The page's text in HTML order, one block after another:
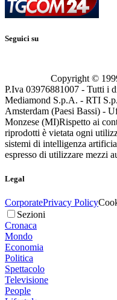
Seguici su
Copyright ©
P.Iva 03976881007 - Tutti i
Mediamond S.p.A. - RTI
Amsterdam (Paesi Bassi) -
Monzese (MI)Rispetto ai
riprodotti è vietata ogni
sistemi di intelligenza
espresso di utilizzare mezzi
Legal
CorporatePrivacy Policy
Sezioni
Cronaca
Mondo
Economia
Politica
Spettacolo
Televisione
People